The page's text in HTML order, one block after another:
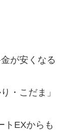
が安くなる
・こだま」
トEXからも